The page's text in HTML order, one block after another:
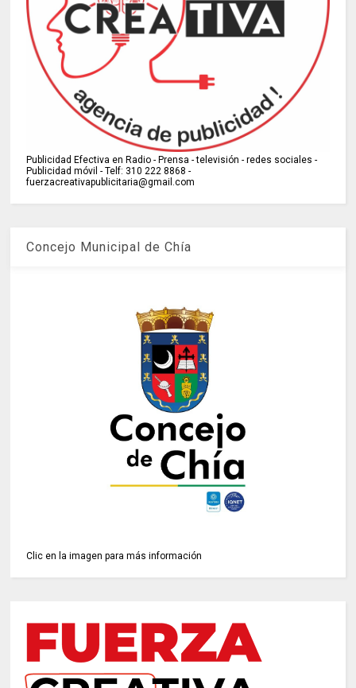
Publicidad Efectiva en Radio - Prensa - televisión - redes sociales -
Publicidad móvil - Telf: 310 222 8868 -
fuerzacreativapublicitaria@gmail.com
Concejo Municipal de Chía
Clic en la imagen para más información